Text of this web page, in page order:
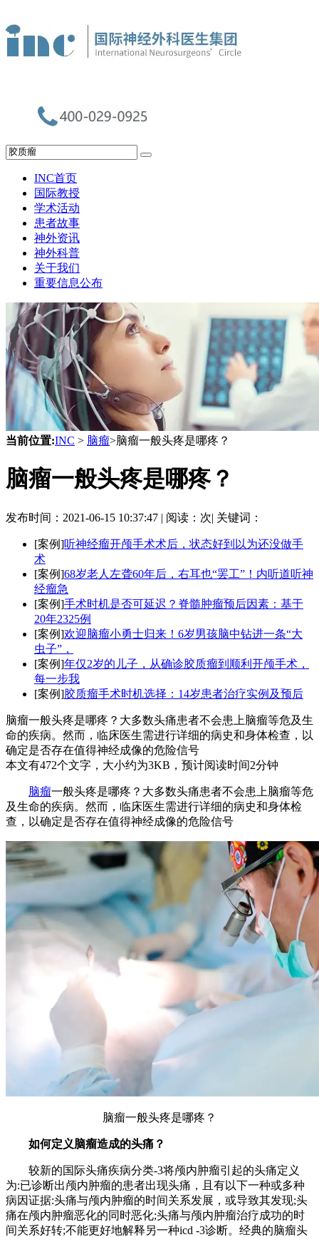
INC首页
国际教授
学术活动
患者故事
神外资讯
神外科普
关于我们
重要信息公布
当前位置:INC > 脑瘤>脑瘤一般头疼是哪疼？
脑瘤一般头疼是哪疼？
发布时间： 2021-06-15 10:37:47 | 阅读： 次| 关键词：
[案例]听神经瘤开颅手术术后，状态好到以为还没做手
术
[案例]68岁老人左聋60年后，右耳也“罢工”！内听道听神
经瘤急
[案例]手术时机是否可延迟？脊髓肿瘤预后因素：基于
20年2325例
[案例]欢迎脑瘤小勇士归来！6岁男孩脑中钻进一条“大
虫子”，
[案例]年仅2岁的儿子，从确诊胶质瘤到顺利开颅手术，
每一步我
[案例]胶质瘤手术时机选择：14岁患者治疗实例及预后
脑瘤一般头疼是哪疼？大多数头痛患者不会患上脑瘤等危及生
命的疾病。然而，临床医生需进行详细的病史和身体检查，以
确定是否存在值得神经成像的危险信号
本文有472个文字，大小约为3KB，预计阅读时间2分钟
脑瘤一般头疼是哪疼？大多数头痛患者不会患上脑瘤等危
及生命的疾病。然而，临床医生需进行详细的病史和身体检
查，以确定是否存在值得神经成像的危险信号
脑瘤一般头疼是哪疼？
如何定义脑瘤造成的头痛？
较新的国际头痛疾病分类-3将颅内肿瘤引起的头痛定义
为:已诊断出颅内肿瘤的患者出现头痛，且有以下一种或多种
病因证据:头痛与颅内肿瘤的时间关系发展，或导致其发现;头
痛在颅内肿瘤恶化的同时恶化;头痛与颅内肿瘤治疗成功的时
间关系好转;不能更好地解释另一种icd -3诊断。经典的脑瘤头